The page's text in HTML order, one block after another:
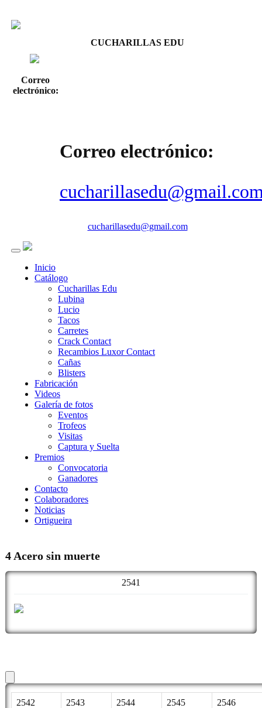
CUCHARILLAS EDU
Correo electrónico:
Correo
electrónico:
cucharillasedu@gmail.com
Inicio
Catálogo
Cucharillas Edu
Lubina
Lucio
Tacos
Carretes
Crack Contact
Recambios Luxor Contact
Cañas
Blisters
Fabricación
Videos
Galería de fotos
Eventos
Trofeos
Visitas
Captura y Suelta
Premios
Convocatoria
Ganadores
Contacto
Colaboradores
Noticias
Ortigueira
4 Acero sin muerte
2541
2542 2543 2544 2545 2546